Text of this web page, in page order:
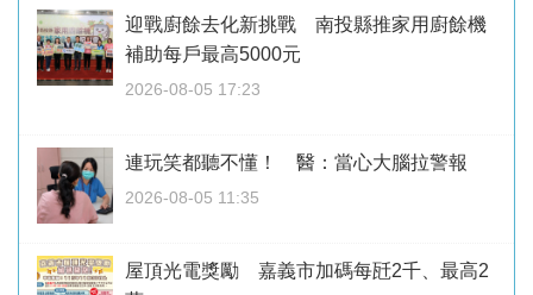
迎戰廚餘去化新挑戰 南投縣推家用廚餘機
補助每戶最高5000元
2026-08-05 17:23
連玩笑都聽不懂！ 醫：當心大腦拉警報
2026-08-05 11:35
屋頂光電獎勵 嘉義市加碼每瓩2千、最高2